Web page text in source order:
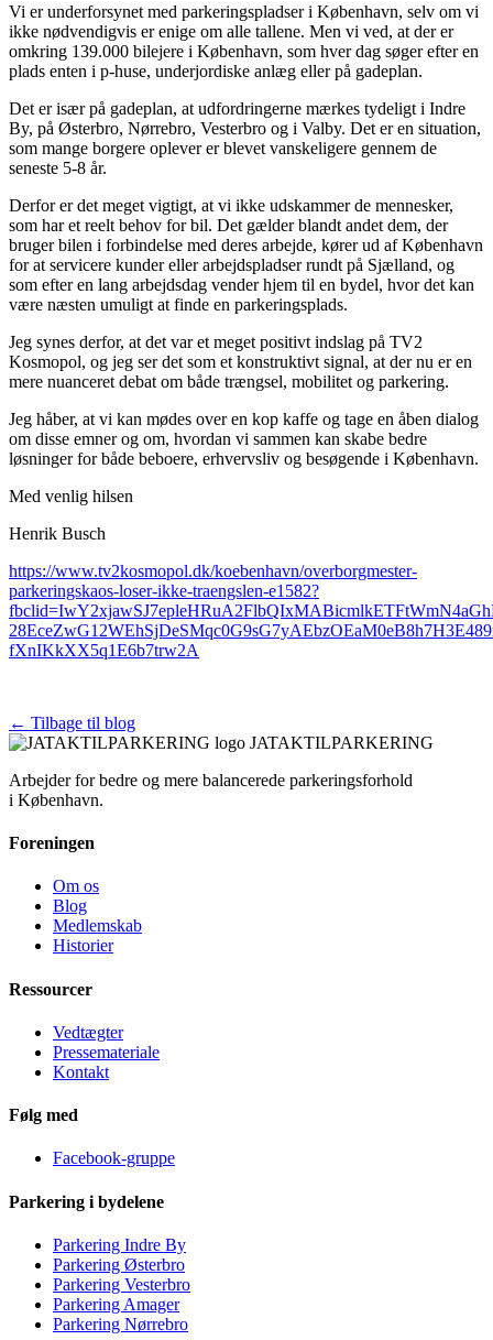
Vi er underforsynet med parkeringspladser i København, selv om vi
ikke nødvendigvis er enige om alle tallene. Men vi ved, at der er
omkring 139.000 bilejere i København, som hver dag søger efter en
plads enten i p-huse, underjordiske anlæg eller på gadeplan.
Det er især på gadeplan, at udfordringerne mærkes tydeligt i Indre
By, på Østerbro, Nørrebro, Vesterbro og i Valby. Det er en situation,
som mange borgere oplever er blevet vanskeligere gennem de
seneste 5-8 år.
Derfor er det meget vigtigt, at vi ikke udskammer de mennesker,
som har et reelt behov for bil. Det gælder blandt andet dem, der
bruger bilen i forbindelse med deres arbejde, kører ud af København
for at servicere kunder eller arbejdspladser rundt på Sjælland, og
som efter en lang arbejdsdag vender hjem til en bydel, hvor det kan
være næsten umuligt at finde en parkeringsplads.
Jeg synes derfor, at det var et meget positivt indslag på TV2
Kosmopol, og jeg ser det som et konstruktivt signal, at der nu er en
mere nuanceret debat om både trængsel, mobilitet og parkering.
Jeg håber, at vi kan mødes over en kop kaffe og tage en åben dialog
om disse emner og om, hvordan vi sammen kan skabe bedre
løsninger for både beboere, erhvervsliv og besøgende i København.
Med venlig hilsen
Henrik Busch
https://www.tv2kosmopol.dk/koebenhavn/overborgmester-
parkeringskaos-loser-ikke-traengslen-e1582?
fXnIKkXX5q1E6b7trw2A
← Tilbage til blog
JATAKTILPARKERING
Arbejder for bedre og mere balancerede parkeringsforhold
i København.
Foreningen
Om os
Blog
Medlemskab
Historier
Ressourcer
Vedtægter
Pressemateriale
Kontakt
Følg med
Facebook-gruppe
Parkering i bydelene
Parkering Indre By
Parkering Østerbro
Parkering Vesterbro
Parkering Amager
Parkering Nørrebro